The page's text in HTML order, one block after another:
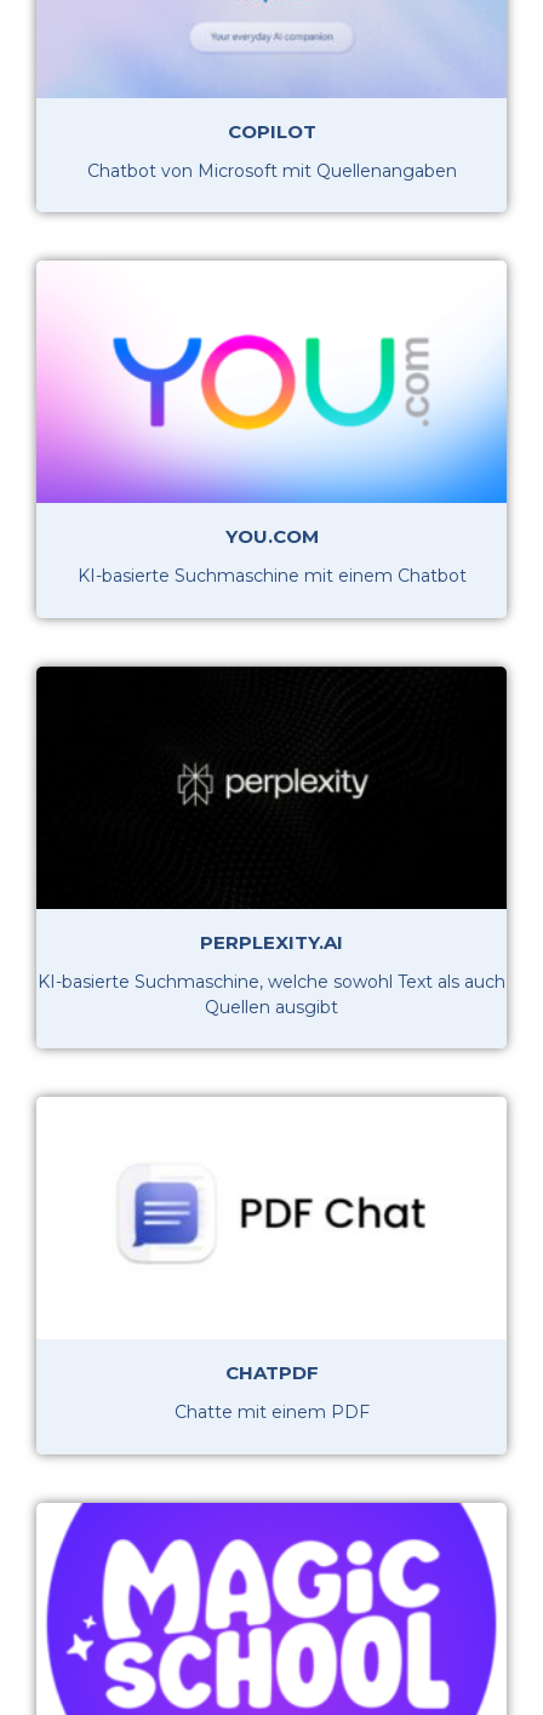
COPILOT
Chatbot von Microsoft mit Quellenangaben
YOU.COM
KI-basierte Suchmaschine mit einem Chatbot
PERPLEXITY.AI
KI-basierte Suchmaschine, welche sowohl Text als auch
Quellen ausgibt
CHATPDF
Chatte mit einem PDF